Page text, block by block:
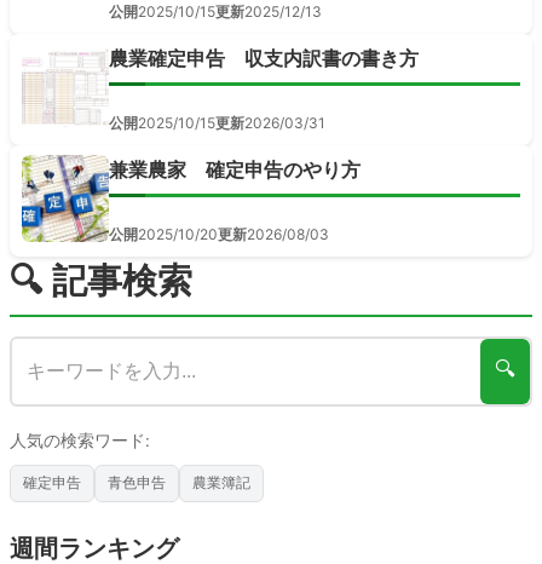
公開2025/10/15更新2025/12/13
農業確定申告 収支内訳書の書き方
公開2025/10/15更新2026/03/31
兼業農家 確定申告のやり方
公開2025/10/20更新2026/08/03
🔍 記事検索
🔍
人気の検索ワード:
確定申告 青色申告 農業簿記
週間ランキング